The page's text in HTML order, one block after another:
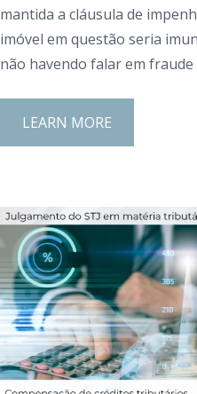
mantida a cláusula de
imóvel em questão seria
não havendo falar em fraude
LEARN MORE